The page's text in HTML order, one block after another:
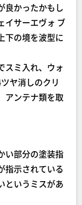
良かったかもし
イサーエヴォ ブ
下の境を波型に
スミ入れ、ウォ
ヤ消しのクリ
アンテナ類を取
い部分の塗装指
指示されている
というミスがあ